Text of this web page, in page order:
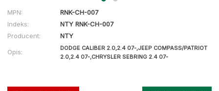
MPN:
RNK-CH-007
Indeks:
NTY RNK-CH-007
Producent:
NTY
Opis:
DODGE CALIBER 2.0,2.4 07-,JEEP COMPASS/PATRIOT
2.0,2.4 07-,CHRYSLER SEBRING 2.4 07-